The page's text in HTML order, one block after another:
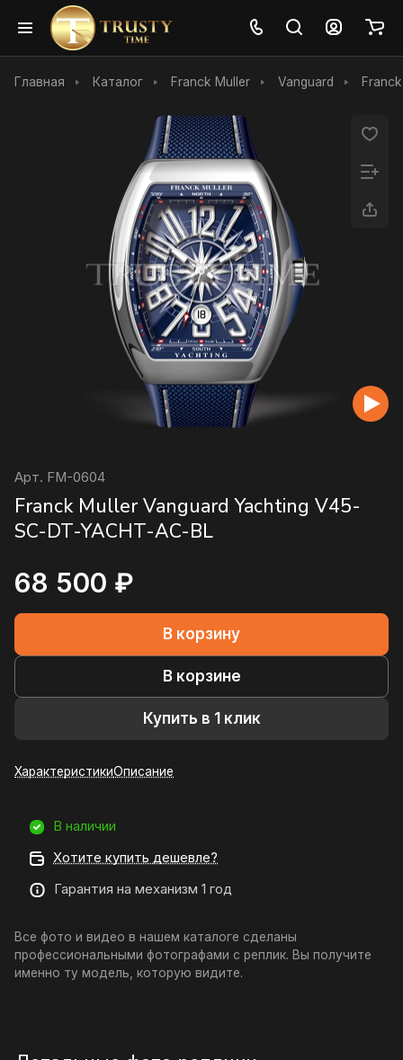
Главная Каталог Franck Muller Vanguard
Арт. FM-0604
Franck Muller Vanguard Yachting V45-
SC-DT-YACHT-AC-BL
68 500 ₽
В корзину
В корзине
Купить в 1 клик
ХарактеристикиОписание
В наличии
Хотите купить дешевле?
Гарантия на механизм 1 год
Все фото и видео в нашем каталоге сделаны
профессиональными фотографами с реплик. Вы получите
именно ту модель, которую видите.